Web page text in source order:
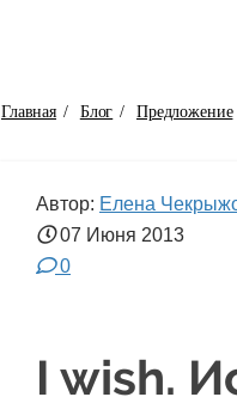
Главная / Блог / Предложение
Автор: Елена
07 Июня 2013
0
I wish.